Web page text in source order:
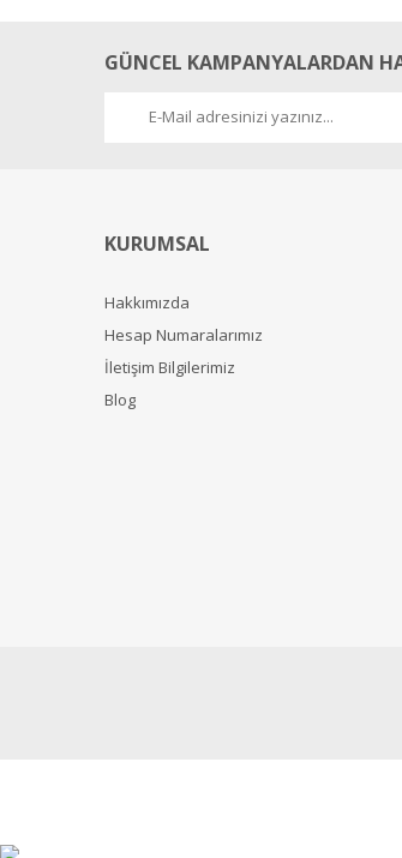
GÜNCEL KAMPANYALARDAN
KURUMSAL
Hakkımızda
Hesap Numaralarımız
İletişim Bilgilerimiz
Blog